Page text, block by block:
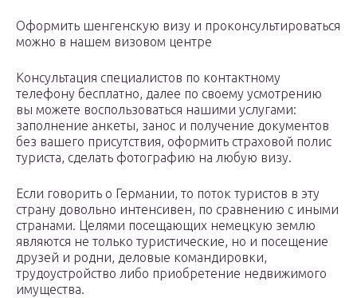
Оформить шенгенскую визу и проконсультироваться
можно в нашем визовом центре
Консультация специалистов по контактному
телефону бесплатно, далее по своему усмотрению
вы можете воспользоваться нашими услугами:
заполнение анкеты, занос и получение документов
без вашего присутствия, оформить страховой полис
туриста, сделать фотографию на любую визу.
Если говорить о Германии, то поток туристов в эту
страну довольно интенсивен, по сравнению с иными
странами. Целями посещающих немецкую землю
являются не только туристические, но и посещение
друзей и родни, деловые командировки,
трудоустройство либо приобретение недвижимого
имущества.